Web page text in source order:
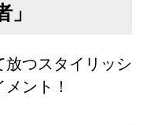
つスタイリッシ
ント！